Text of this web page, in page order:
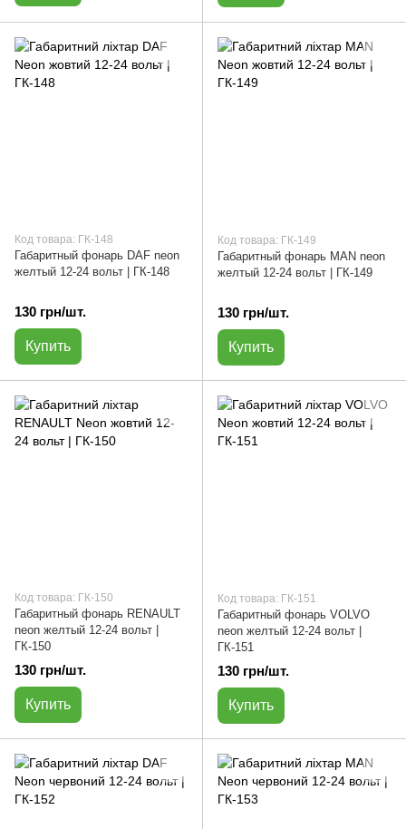
Код товара: ГК-148
Габаритный фонарь DAF neon
желтый 12-24 вольт | ГК-148
130 грн/шт.
Купить
Код товара: ГК-149
Габаритный фонарь MAN neon
желтый 12-24 вольт | ГК-149
130 грн/шт.
Купить
Код товара: ГК-150
Габаритный фонарь RENAULT
neon желтый 12-24 вольт |
ГК-150
130 грн/шт.
Купить
Код товара: ГК-151
Габаритный фонарь VOLVO
neon желтый 12-24 вольт |
ГК-151
130 грн/шт.
Купить